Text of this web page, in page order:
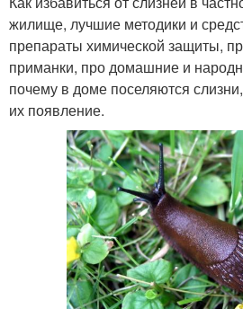
жилище, лучшие методики и
препараты химической защиты,
приманки, про домашние и
почему в доме поселяются
их появление.